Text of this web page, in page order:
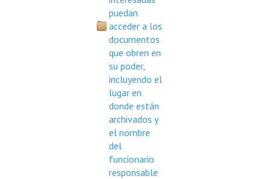
puedan
acceder a los
documentos
que obren en
su poder,
incluyendo el
lugar en
donde están
archivados y
el nombre
del
funcionario
responsable